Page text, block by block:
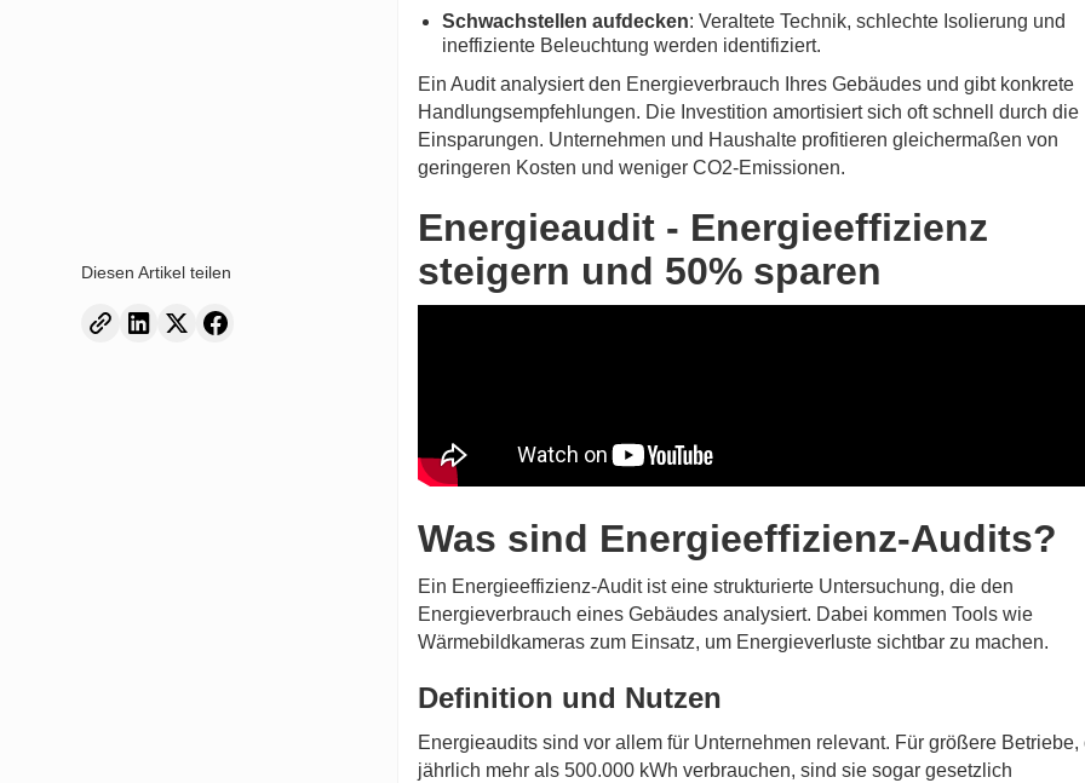
Diesen Artikel teilen
Schwachstellen aufdecken: Veraltete Technik, schlechte Isolierung und
ineffiziente Beleuchtung werden identifiziert.
Ein Audit analysiert den Energieverbrauch Ihres Gebäudes und gibt konkrete
Handlungsempfehlungen. Die Investition amortisiert sich oft schnell durch die
Einsparungen. Unternehmen und Haushalte profitieren gleichermaßen von
geringeren Kosten und weniger CO2-Emissionen.
Energieaudit - Energieeffizienz
steigern und 50% sparen
Was sind Energieeffizienz-Audits?
Ein Energieeffizienz-Audit ist eine strukturierte Untersuchung, die den
Energieverbrauch eines Gebäudes analysiert. Dabei kommen Tools wie
Wärmebildkameras zum Einsatz, um Energieverluste sichtbar zu machen.
Definition und Nutzen
Energieaudits sind vor allem für Unternehmen relevant. Für größere Betriebe,
jährlich mehr als 500.000 kWh verbrauchen, sind sie sogar gesetzlich